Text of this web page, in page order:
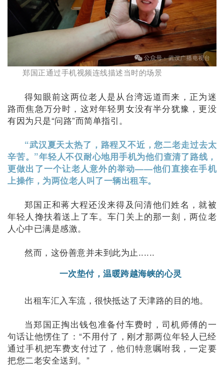
郑国正通过手机视频连线描述当时的场景
得知眼前这两位老人是从台湾远道而来，正为迷
路而焦急万分时，这对年轻男女没有半分犹豫，更没
有因为只是“问路”而简单指引。
“武汉夏天太热了，路程又不近，您二老走过去太
辛苦。”年轻人不仅耐心地用手机为他们查清了路线，
更做出了一个让老人意外的举动——他们直接在手机
上操作，为两位老人叫了一辆出租车。
郑国正和蒋大程还没来得及问清他们姓名，就被
年轻人搀扶着送上了车。车门关上的那一刻，两位老
人心中已满是感激。
然而，这份善意并未到此为止......
一次垫付，温暖跨越海峡的心灵
出租车汇入车流，很快抵达了天津路的目的地。
当郑国正掏出钱包准备付车费时，司机师傅的一
句话让他愣住了：“不用付了，刚才那两位年轻人已经
通过手机把车费支付过了，他们特意嘱咐我，一定要
把您二老安全送到。”